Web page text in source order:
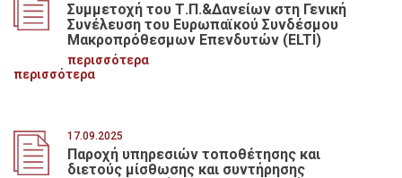
Συμμετοχή του Τ.Π.&Δανείων στη Γενική
Συνέλευση του Ευρωπαϊκού Συνδέσμου
Μακροπρόθεσμων Επενδυτών (ELTI)
περισσότερα
περισσότερα
17.09.2025
Παροχή υπηρεσιών τοποθέτησης και
διετούς μίσθωσης και συντήρησης